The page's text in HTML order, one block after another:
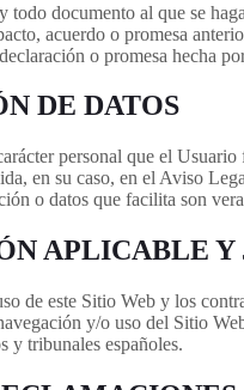
todo documento al que se
acuerdo o promesa
o promesa hecha
DE DATOS
personal que el
en su caso, en el Aviso
o datos que facilita son
APLICABLE Y
de este Sitio Web y los
y/o uso del Sitio
y tribunales españoles.